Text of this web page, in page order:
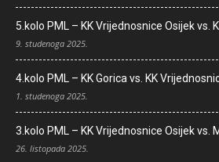
5.kolo PML – KK Vrijednosnice Osijek vs.
9. studenoga 2025.
4.kolo PML – KK Gorica vs. KK
1. studenoga 2025.
3.kolo PML – KK Vrijednosnice Osijek vs.
26. listopada 2025.